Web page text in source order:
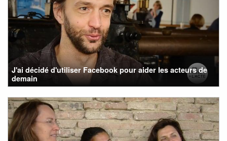
J'ai décidé d'utiliser Facebook pour aider les acteurs de
demain